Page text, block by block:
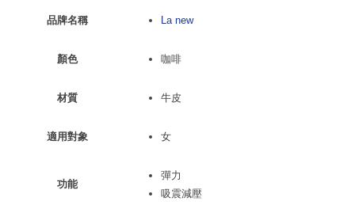
品牌名稱 La new
顏色 咖啡
材質 牛皮
適用對象 女
功能
彈力
吸震減壓